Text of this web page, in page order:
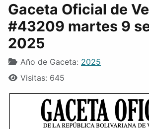
Gaceta Oficial de
#43209 martes 9
2025
Año de Gaceta: 2025
Visitas: 645